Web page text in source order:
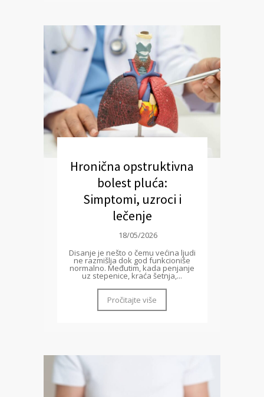
Hronična opstruktivna
bolest pluća:
Simptomi, uzroci i
lečenje
18/05/2026
Disanje je nešto o čemu većina ljudi
ne razmišlja dok god funkcioniše
normalno. Međutim, kada penjanje
uz stepenice, kraća šetnja,...
Pročitajte više